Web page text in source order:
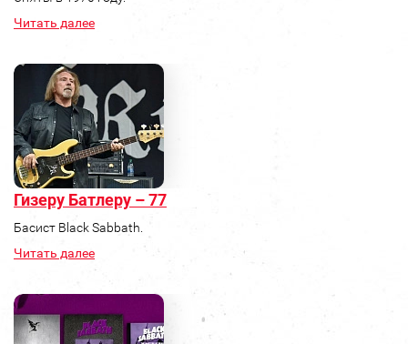
Читать далее
Гизеру Батлеру – 77
Басист Black Sabbath.
Читать далее